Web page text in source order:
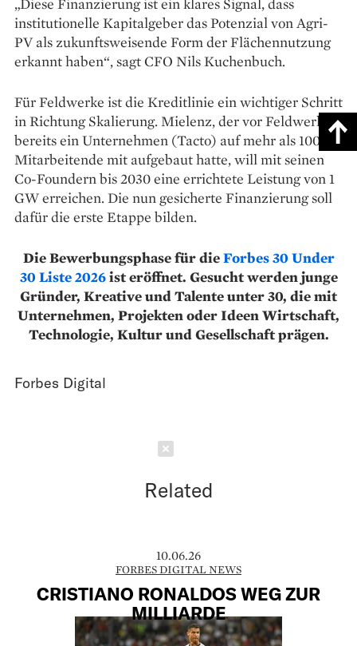
institutionelle Kapitalgeber das Potenzial von Agri-
PV als zukunftsweisende Form der Flächennutzung
erkannt haben“, sagt CFO Nils Kuchenbuch.
Für Feldwerke ist die Kreditlinie ein wichtiger Schritt
in Richtung Skalierung. Mielenz, der vor Feldwerke
bereits ein Unternehmen (Tacto) auf mehr als 100
Mitarbeitende mit aufgebaut hatte, will mit seinen
Co-Foundern bis 2030 eine errichtete Leistung von 1
GW erreichen. Die nun gesicherte Finanzierung soll
dafür die erste Etappe bilden.
Die Bewerbungsphase für dieForbes 30 Under
30 Liste 2026ist eröffnet. Gesucht werden junge
Gründer, Kreative und Talente unter 30, die mit
Unternehmen, Projekten oder Ideen Wirtschaft,
Technologie, Kultur und Gesellschaft prägen.
Forbes Digital
Related
10.06.26
FORBES DIGITAL NEWS
CRISTIANO RONALDOS WEG ZUR
MILLIARDE